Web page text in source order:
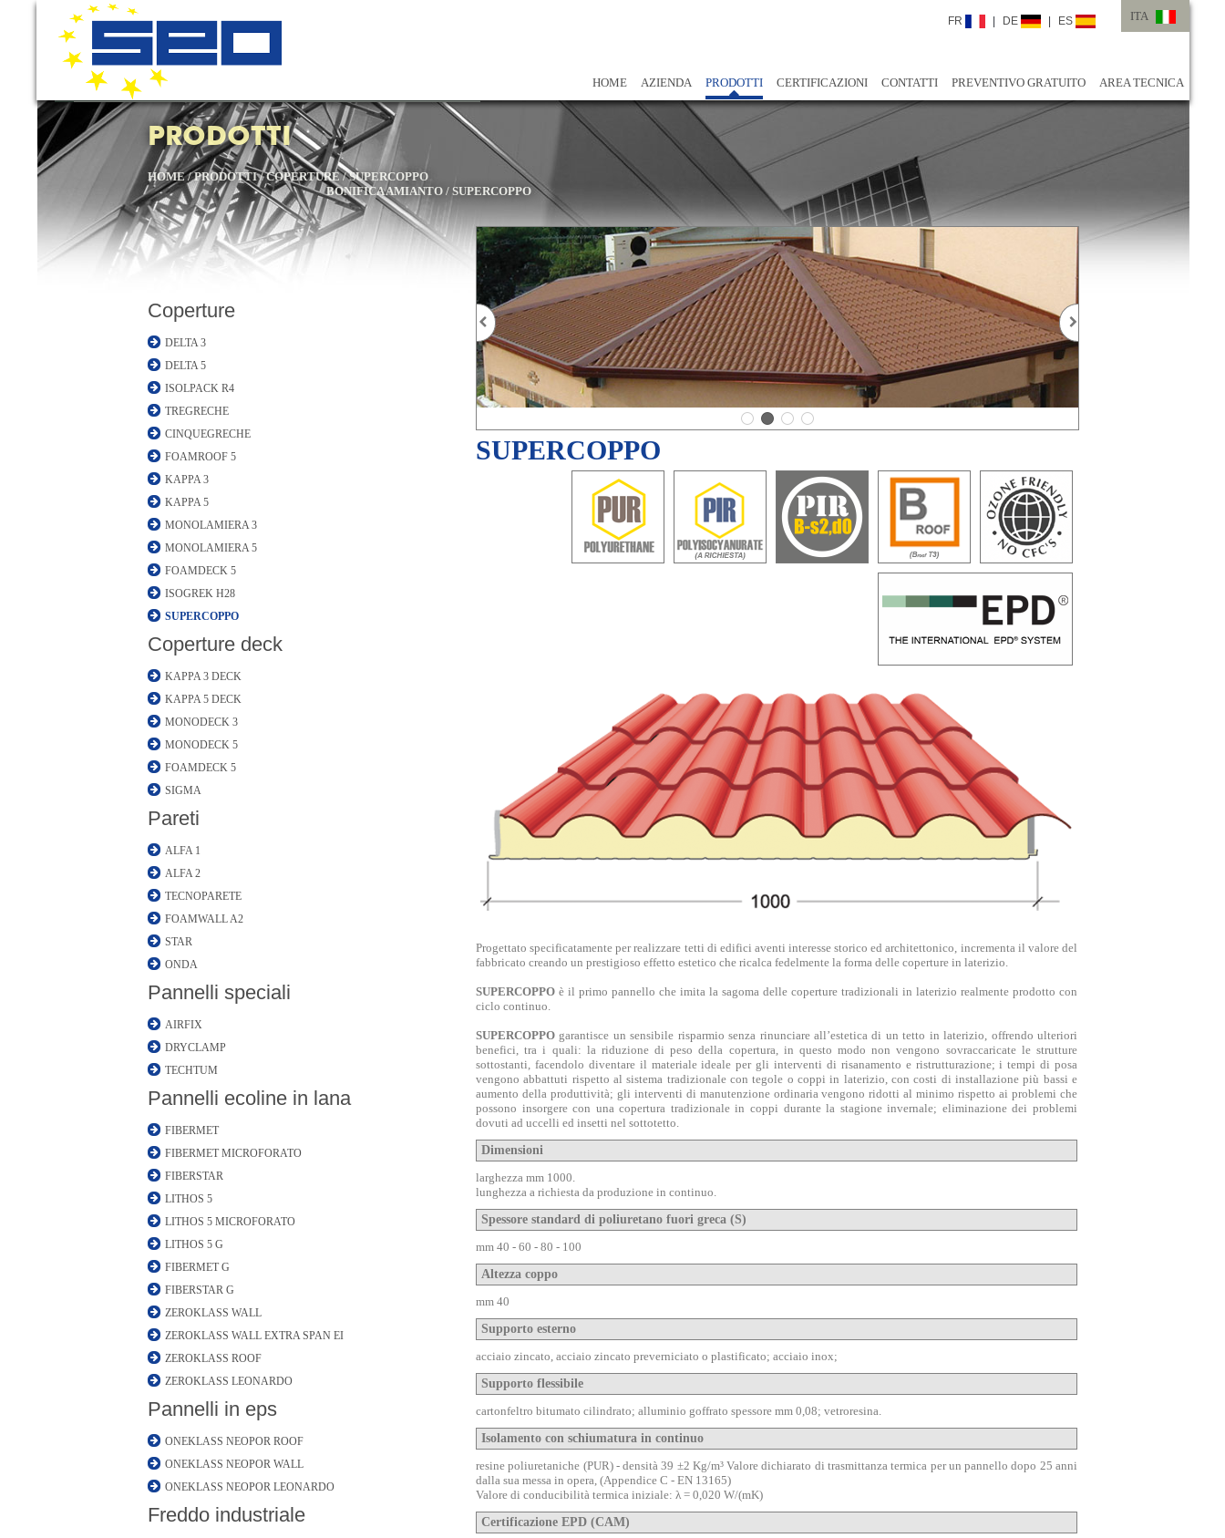
ITA
ENG
HOME AZIENDA PRODOTTI CERTIFICAZIONI CONTATTI PREVENTIVO GRATUITO AREA TECNICA
PRODOTTI
HOME/PRODOTTI/COPERTURE/SUPERCOPPO
BONIFICA AMIANTO / SUPERCOPPO
Coperture
DELTA 3
DELTA 5
ISOLPACK R4
TREGRECHE
CINQUEGRECHE
FOAMROOF 5
KAPPA 3
KAPPA 5
MONOLAMIERA 3
MONOLAMIERA 5
FOAMDECK 5
ISOGREK H28
SUPERCOPPO
Coperture deck
KAPPA 3 DECK
KAPPA 5 DECK
MONODECK 3
MONODECK 5
FOAMDECK 5
SIGMA
Pareti
ALFA 1
ALFA 2
TECNOPARETE
FOAMWALL A2
STAR
ONDA
Pannelli speciali
AIRFIX
DRYCLAMP
TECHTUM
Pannelli ecoline in lana
FIBERMET
FIBERMET MICROFORATO
FIBERSTAR
LITHOS 5
LITHOS 5 MICROFORATO
LITHOS 5 G
FIBERMET G
FIBERSTAR G
ZEROKLASS WALL
ZEROKLASS WALL EXTRA SPAN EI
ZEROKLASS ROOF
ZEROKLASS LEONARDO
Pannelli in eps
ONEKLASS NEOPOR ROOF
ONEKLASS NEOPOR WALL
ONEKLASS NEOPOR LEONARDO
Freddo industriale
SUPERCOPPO
Progettato specificatamente per realizzare tetti di edifici aventi interesse storico ed architettonico, incrementa il valore del
fabbricato creando un prestigioso effetto estetico che ricalca fedelmente la forma delle coperture in laterizio.
SUPERCOPPO è il primo pannello che imita la sagoma delle coperture tradizionali in laterizio realmente prodotto con
ciclo continuo.
SUPERCOPPO garantisce un sensibile risparmio senza rinunciare all’estetica di un tetto in laterizio, offrendo ulteriori
benefici, tra i quali: la riduzione di peso della copertura, in questo modo non vengono sovraccaricate le strutture
sottostanti, facendolo diventare il materiale ideale per gli interventi di risanamento e ristrutturazione; i tempi di posa
vengono abbattuti rispetto al sistema tradizionale con tegole o coppi in laterizio, con costi di installazione più bassi e
aumento della produttività; gli interventi di manutenzione ordinaria vengono ridotti al minimo rispetto ai problemi che
possono insorgere con una copertura tradizionale in coppi durante la stagione invernale; eliminazione dei problemi
dovuti ad uccelli ed insetti nel sottotetto.
Dimensioni
larghezza mm 1000.
lunghezza a richiesta da produzione in continuo.
Spessore standard di poliuretano fuori greca (S)
mm 40 - 60 - 80 - 100
Altezza coppo
mm 40
Supporto esterno
acciaio zincato, acciaio zincato preverniciato o plastificato; acciaio inox;
Supporto flessibile
cartonfeltro bitumato cilindrato; alluminio goffrato spessore mm 0,08; vetroresina.
Isolamento con schiumatura in continuo
resine poliuretaniche (PUR) - densità 39 ±2 Kg/m³ Valore dichiarato di trasmittanza termica per un pannello dopo 25 anni
dalla sua messa in opera, (Appendice C - EN 13165)
Valore di conducibilità termica iniziale: λ = 0,020 W/(mK)
Certificazione EPD (CAM)
FR DE ES